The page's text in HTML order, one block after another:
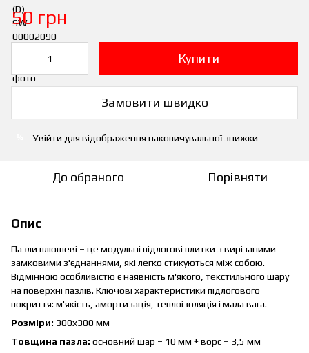
50 грн
Купити
Замовити швидко
Увійти для відображення накопичувальної знижки
До обраного Порівняти
Опис
Пазли плюшеві – це модульні підлогові плитки з вирізаними
замковими з'єднаннями, які легко стикуються між собою.
Відмінною особливістю є наявність м'якого, текстильного шару
на поверхні пазлів. Ключові характеристики підлогового
покриття: м'якість, амортизація, теплоізоляція і мала вага.
Розміри: 300х300 мм
Товщина пазла: основний шар – 10 мм + ворс – 3,5 мм